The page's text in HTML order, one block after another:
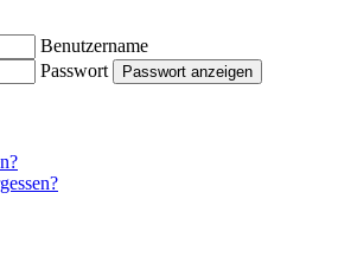
Benutzername
Passwort
Passwort anzeigen